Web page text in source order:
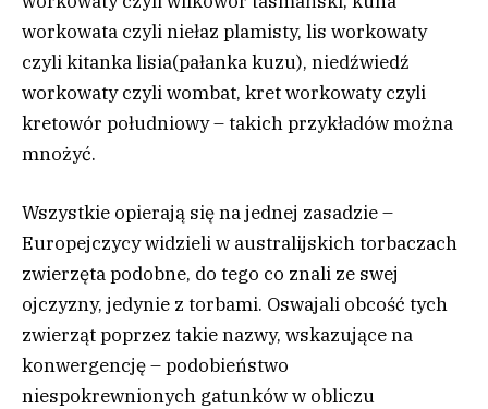
workowata czyli niełaz plamisty, lis workowaty
czyli kitanka lisia(pałanka kuzu), niedźwiedź
workowaty czyli wombat, kret workowaty czyli
kretowór południowy – takich przykładów można
mnożyć.
Wszystkie opierają się na jednej zasadzie –
Europejczycy widzieli w australijskich torbaczach
zwierzęta podobne, do tego co znali ze swej
ojczyzny, jedynie z torbami. Oswajali obcość tych
zwierząt poprzez takie nazwy, wskazujące na
konwergencję – podobieństwo
niespokrewnionych gatunków w obliczu